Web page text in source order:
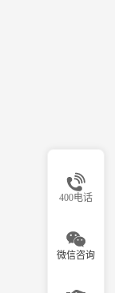
400电话
微信咨询